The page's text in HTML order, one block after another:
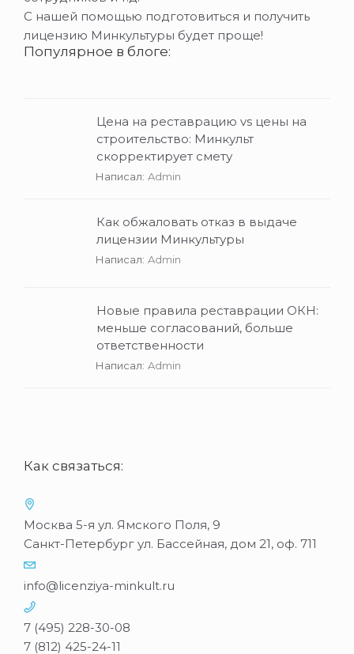
С нашей помощью подготовиться и получить
лицензию Минкультуры будет проще!
Популярное в блоге:
Цена на реставрацию vs цены на
строительство: Минкульт
скорректирует смету
Написал: Admin
Как обжаловать отказ в выдаче
лицензии Минкультуры
Написал: Admin
Новые правила реставрации ОКН:
меньше согласований, больше
ответственности
Написал: Admin
Как связаться:
Москва 5-я ул. Ямского Поля, 9
Санкт-Петербург ул. Бассейная, дом 21, оф. 711
info@licenziya-minkult.ru
7 (495) 228-30-08
7 (812) 425-24-11